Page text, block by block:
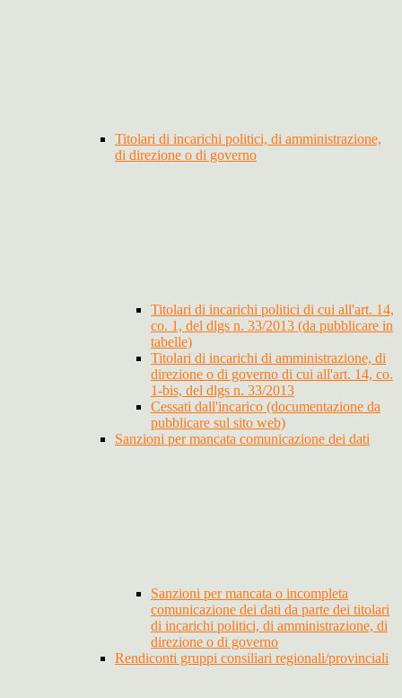
Titolari di incarichi politici, di amministrazione,
di direzione o di governo
Titolari di incarichi politici di cui all'art. 14,
co. 1, del dlgs n. 33/2013 (da pubblicare in
tabelle)
Titolari di incarichi di amministrazione, di
direzione o di governo di cui all'art. 14, co.
1-bis, del dlgs n. 33/2013
Cessati dall'incarico (documentazione da
pubblicare sul sito web)
Sanzioni per mancata comunicazione dei dati
Sanzioni per mancata o incompleta
comunicazione dei dati da parte dei titolari
di incarichi politici, di amministrazione, di
direzione o di governo
Rendiconti gruppi consiliari regionali/provinciali